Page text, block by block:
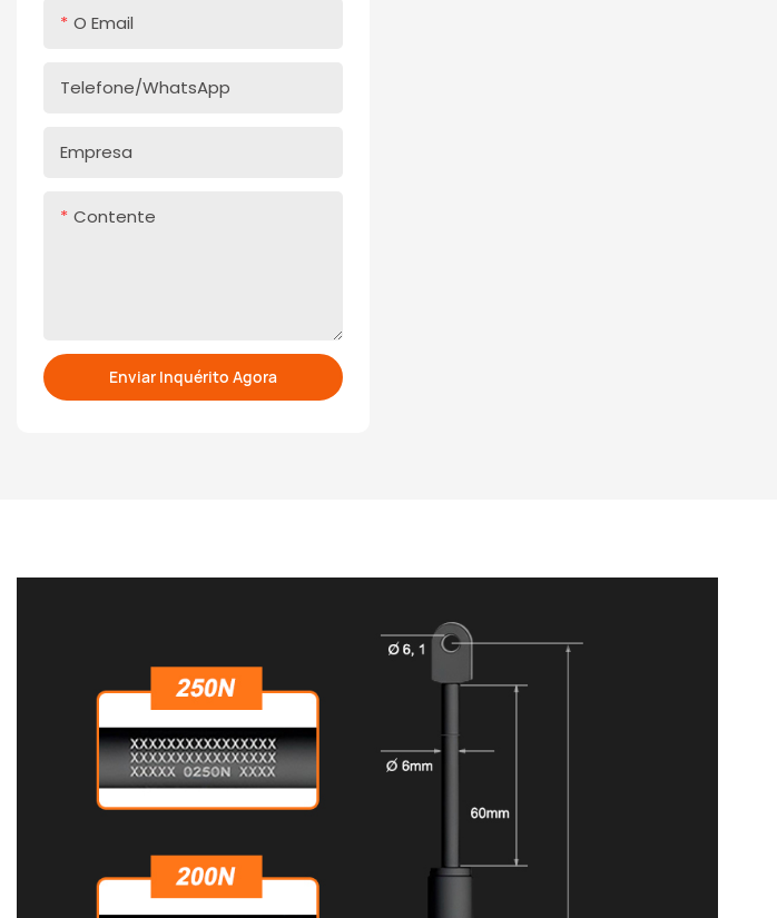
O Email
Telefone/WhatsApp
Empresa
Contente
Enviar Inquérito Agora